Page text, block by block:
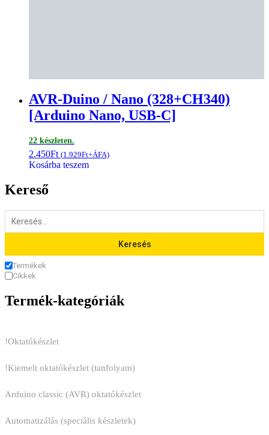
AVR-Duino / Nano (328+CH340)
[Arduino Nano, USB-C]
22 készleten.
2.450Ft (1.929Ft+ÁFA)
Kosárba teszem
Kereső
Keresés
Termékek
Cikkek
Termék-kategóriák
!Oktatókészlet
!Kiemelt oktatókészlet (tanfolyam)
Arduino classic (AVR) oktatókészlet
Automatizálás (speciális készletek)